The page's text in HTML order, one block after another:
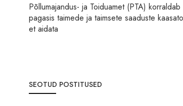
Põllumajandus- ja Toiduamet (PTA)
pagasis taimede ja taimsete saaduste
et aidata
SEOTUD POSTITUSED